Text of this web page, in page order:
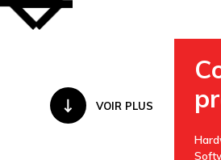
VOIR PLUS